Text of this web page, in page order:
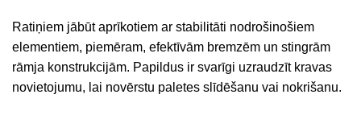
Ratiņiem jābūt aprīkotiem ar stabilitāti nodrošinošiem
elementiem, piemēram, efektīvām bremzēm un stingrām
rāmja konstrukcijām. Papildus ir svarīgi uzraudzīt kravas
novietojumu, lai novērstu paletes slīdēšanu vai nokrišanu.